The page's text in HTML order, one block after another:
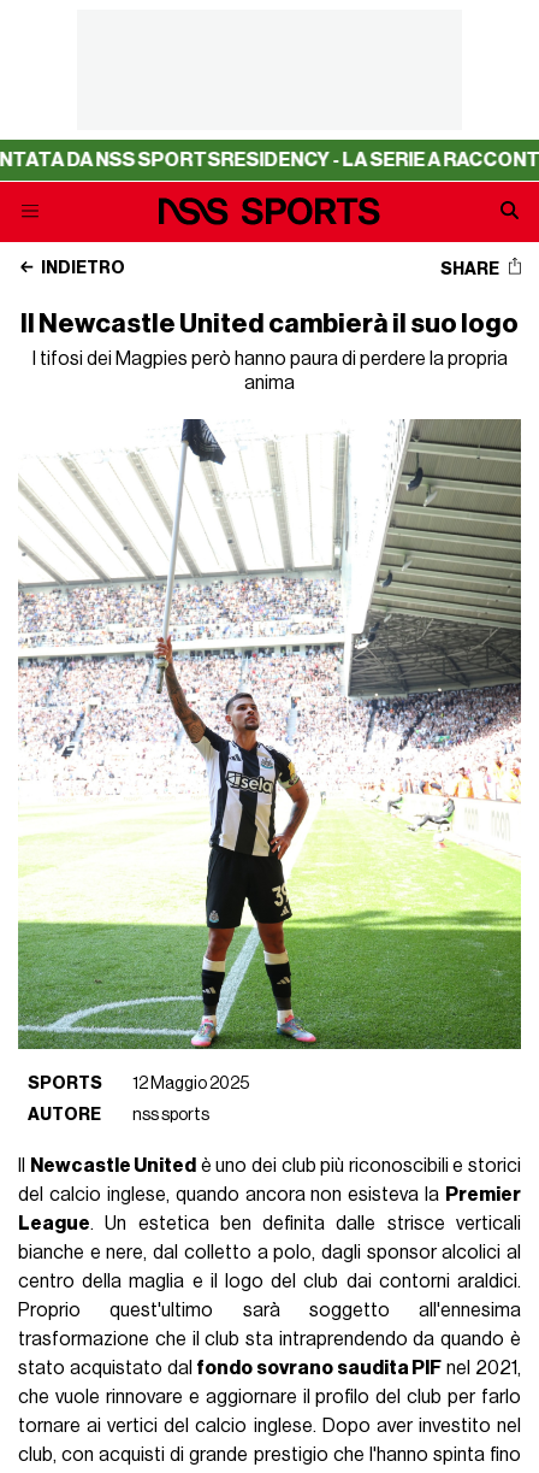
NSS SPORTSRESIDENCY - LA SERIE A RACCONTATA
INDIETRO SHARE
Il Newcastle United cambierà il suo logo
I tifosi dei Magpies però hanno paura di perdere la propria
anima
SPORTS
12 Maggio 2025
AUTORE
nss sports
Newcastle United è uno dei club più riconoscibili e storici
del calcio inglese, quando ancora non esisteva la Premier
League. Un estetica ben definita dalle strisce verticali
bianche e nere, dal colletto a polo, dagli sponsor alcolici al
centro della maglia e il logo del club dai contorni araldici.
Proprio quest'ultimo sarà soggetto all'ennesima
trasformazione che il club sta intraprendendo da quando è
stato acquistato dal fondo sovrano saudita PIF nel 2021,
che vuole rinnovare e aggiornare il profilo del club per farlo
tornare ai vertici del calcio inglese. Dopo aver investito nel
club, con acquisti di grande prestigio che l'hanno spinta fino